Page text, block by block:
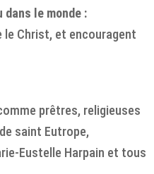
dans le monde :
le Christ, et encouragent
prêtres, religieuses
saint Eutrope,
Eustelle Harpain et tous